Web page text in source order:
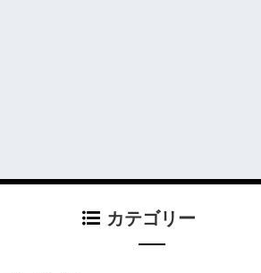
カテゴリー